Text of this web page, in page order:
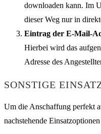
downloaden kann. Im
dieser Weg nur in
Eintrag der E-Mail-
Hierbei wird das
Adresse des
SONSTIGE
Um die Anschaffung perfekt
nachstehende